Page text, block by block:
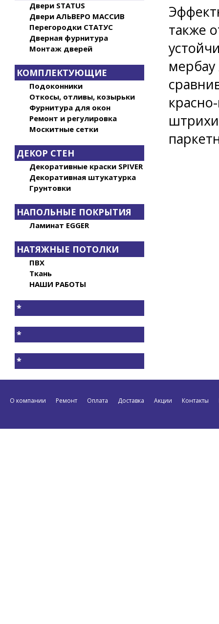
Двери STATUS
Двери АЛЬВЕРО МАССИВ
Перегородки СТАТУС
Дверная фурнитура
Монтаж дверей
КОМПЛЕКТУЮЩИЕ
Подоконники
Откосы, отливы, козырьки
Фурнитура для окон
Ремонт и регулировка
Москитные сетки
ДЕКОР СТЕН
Декоративные краски SPIVER
Декоративная штукатурка
Грунтовки
НАПОЛЬНЫЕ ПОКРЫТИЯ
Ламинат EGGER
НАТЯЖНЫЕ ПОТОЛКИ
ПВХ
Ткань
НАШИ РАБОТЫ
*
*
*
также
мербау
штрихи
О компании Ремонт Оплата Доставка Акции Контакты